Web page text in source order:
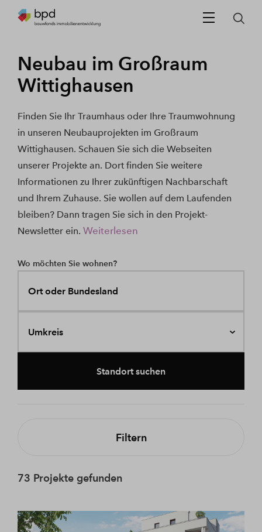
Neubau im Großraum
Wittighausen
Finden Sie Ihr Traumhaus oder Ihre Traumwohnung
in unseren Neubauprojekten im Großraum
Wittighausen. Schauen Sie sich die Webseiten
unserer Projekte an. Dort finden Sie weitere
Informationen zu Ihrer zukünftigen Nachbarschaft
und Ihrem Zuhause. Sie wollen auf dem Laufenden
bleiben? Dann tragen Sie sich in den Projekt-
Newsletter ein. Weiterlesen
Wo möchten Sie wohnen?
Ort oder Bundesland
Umkreis
Standort suchen
Filtern
73 Projekte gefunden